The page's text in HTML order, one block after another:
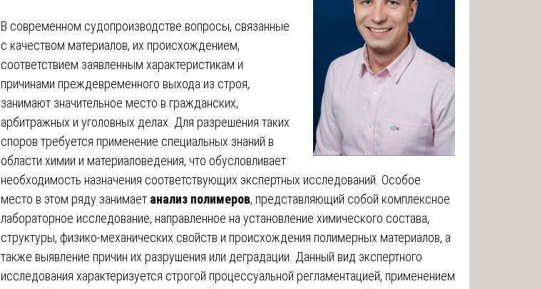
В современном судопроизводстве вопросы, связанные
с качеством материалов, их происхождением,
соответствием заявленным характеристикам и
причинами преждевременного выхода из строя,
занимают значительное место в гражданских,
арбитражных и уголовных делах. Для разрешения таких
споров требуется применение специальных знаний в
области химии и материаловедения, что обусловливает
необходимость назначения соответствующих экспертных исследований. Особое
место в этом ряду занимает анализ полимеров, представляющий собой комплексное
лабораторное исследование, направленное на установление химического состава,
структуры, физико-механических свойств и происхождения полимерных материалов, а
также выявление причин их разрушения или деградации. Данный вид экспертного
исследования характеризуется строгой процессуальной регламентацией, применением